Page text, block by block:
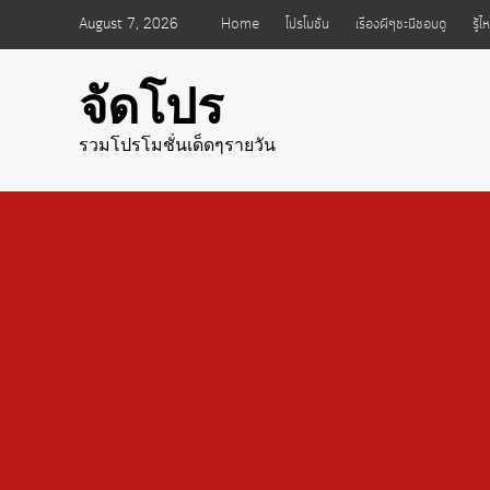
August 7, 2026 Home โปรโมชั่น เรื่องผีๆชะนีชอบดู รู้ไ
จัดโปร
รวมโปรโมชั่นเด็ดๆรายวัน